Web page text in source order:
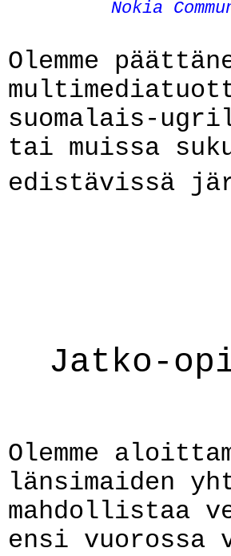
Nokia
Olemme
suomalais-
tai muissa
edistävissä
Jatko-
Olemme
länsimaiden
mahdollistaa
ensi